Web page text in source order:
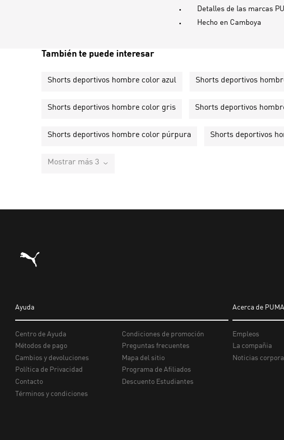
Detalles de las marcas
Hecho en Camboya
También te puede interesar
Shorts deportivos hombre color azul Shorts deportivos
Shorts deportivos hombre color gris Shorts deportivos
Shorts deportivos hombre color púrpura Shorts deportivos
Mostrar más 3